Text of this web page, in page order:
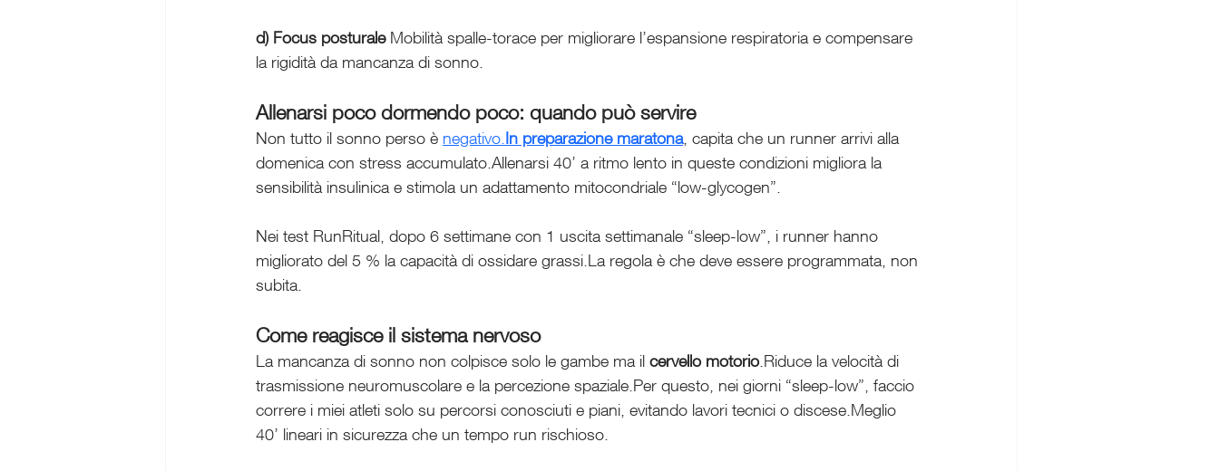
d) Focus posturale Mobilità spalle-torace per migliorare l’espansione respiratoria e compensare
la rigidità da mancanza di sonno.
Allenarsi poco dormendo poco: quando può servire
Non tutto il sonno perso è negativo. In preparazione maratona, capita che un runner arrivi alla
domenica con stress accumulato.Allenarsi 40’ a ritmo lento in queste condizioni migliora la
sensibilità insulinica e stimola un adattamento mitocondriale “low-glycogen”.
Nei test RunRitual, dopo 6 settimane con 1 uscita settimanale “sleep-low”, i runner hanno
migliorato del 5 % la capacità di ossidare grassi.La regola è che deve essere programmata, non
subita.
Come reagisce il sistema nervoso
La mancanza di sonno non colpisce solo le gambe ma il cervello motorio .Riduce la velocità di
trasmissione neuromuscolare e la percezione spaziale.Per questo, nei giorni “sleep-low”, faccio
correre i miei atleti solo su percorsi conosciuti e piani, evitando lavori tecnici o discese.Meglio
40’ lineari in sicurezza che un tempo run rischioso.